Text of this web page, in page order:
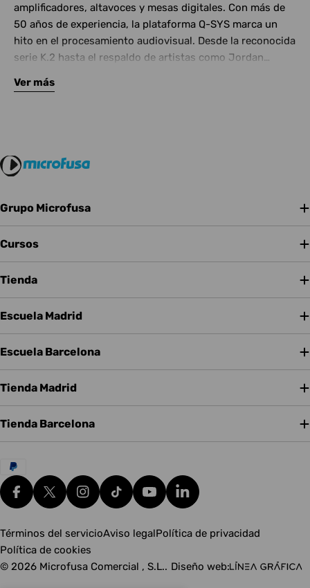
amplificadores, altavoces y mesas digitales. Con más de
50 años de experiencia, la plataforma Q-SYS marca un
hito en el procesamiento audiovisual. Desde la reconocida
serie K.2 hasta el respaldo de artistas como Jordan
a nivel mundial.
Ver más
Grupo Microfusa
Cursos
Tienda
Escuela Madrid
Escuela Barcelona
Tienda Madrid
Tienda Barcelona
Métodos
de
pagoFacebookX (Twitter)Instagram
tiktok YouTubeTranslation missing:
© 2026 Microfusa Comercial , S.L.. Diseño web:
Términos del servicioAviso legalPolítica de privacidad
Política de cookies